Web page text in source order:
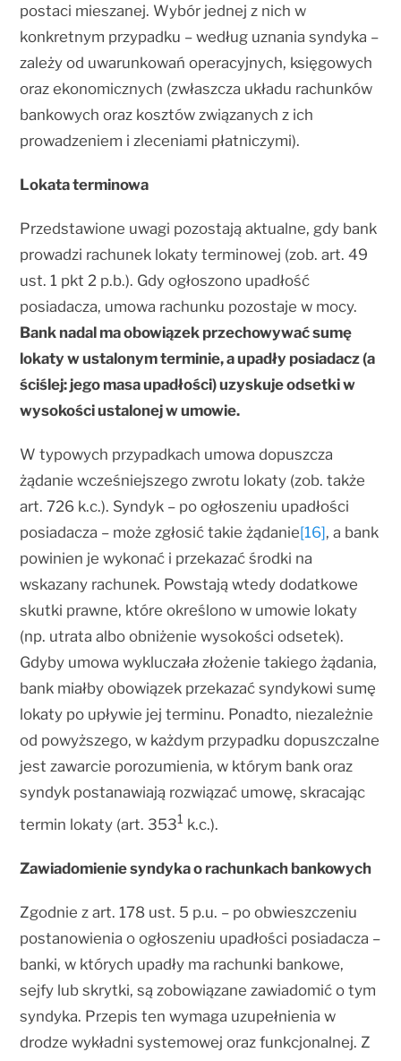
postaci mieszanej. Wybór jednej z nich w
konkretnym przypadku – według uznania syndyka –
zależy od uwarunkowań operacyjnych, księgowych
oraz ekonomicznych (zwłaszcza układu rachunków
bankowych oraz kosztów związanych z ich
prowadzeniem i zleceniami płatniczymi).
Lokata terminowa
Przedstawione uwagi pozostają aktualne, gdy bank
prowadzi rachunek lokaty terminowej (zob. art. 49
ust. 1 pkt 2 p.b.). Gdy ogłoszono upadłość
posiadacza, umowa rachunku pozostaje w mocy.
Bank nadal ma obowiązek przechowywać sumę
lokaty w ustalonym terminie, a upadły posiadacz (a
ściślej: jego masa upadłości) uzyskuje odsetki w
wysokości ustalonej w umowie.
W typowych przypadkach umowa dopuszcza
żądanie wcześniejszego zwrotu lokaty (zob. także
art. 726 k.c.). Syndyk – po ogłoszeniu upadłości
posiadacza – może zgłosić takie żądanie[16], a bank
powinien je wykonać i przekazać środki na
wskazany rachunek. Powstają wtedy dodatkowe
skutki prawne, które określono w umowie lokaty
(np. utrata albo obniżenie wysokości odsetek).
Gdyby umowa wykluczała złożenie takiego żądania,
bank miałby obowiązek przekazać syndykowi sumę
lokaty po upływie jej terminu. Ponadto, niezależnie
od powyższego, w każdym przypadku dopuszczalne
jest zawarcie porozumienia, w którym bank oraz
syndyk postanawiają rozwiązać umowę, skracając
termin lokaty (art. 3531 k.c.).
Zawiadomienie syndyka o rachunkach bankowych
Zgodnie z art. 178 ust. 5 p.u. – po obwieszczeniu
postanowienia o ogłoszeniu upadłości posiadacza –
banki, w których upadły ma rachunki bankowe,
sejfy lub skrytki, są zobowiązane zawiadomić o tym
syndyka. Przepis ten wymaga uzupełnienia w
drodze wykładni systemowej oraz funkcjonalnej. Z